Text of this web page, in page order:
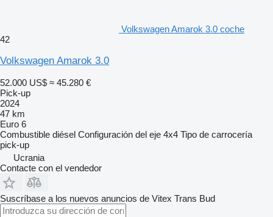
Volkswagen Amarok 3.0 coche
42
Volkswagen Amarok 3.0
52.000 US$ ≈ 45.280 €
Pick-up
2024
47 km
Euro 6
Combustible diésel Configuración del eje 4x4 Tipo de carrocería
pick-up
Ucrania
Contacte con el vendedor
Suscríbase a los nuevos anuncios de Vitex Trans Bud